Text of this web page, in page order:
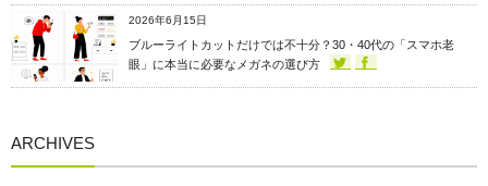
2026年6月15日
ブルーライトカットだけでは不十分？30・40代の「スマホ老
眼」に本当に必要なメガネの選び方
ARCHIVES